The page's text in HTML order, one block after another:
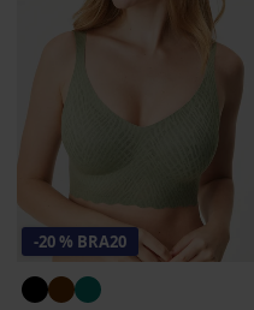
-20 % BRA20